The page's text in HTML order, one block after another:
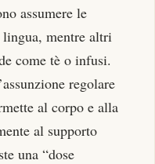
assumere le
lingua, mentre altri
come tè o infusi.
regolare
al corpo e alla
al supporto
una “dose